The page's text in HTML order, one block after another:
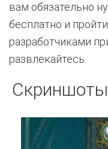
вам обязательно
бесплатно и
разработчиками
развлекайтесь.